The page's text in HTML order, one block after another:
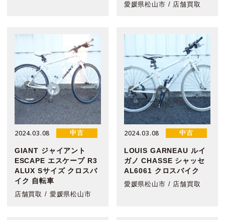
愛媛県松山市 / 店舗買取
2024.03.08 中古
GIANT ジャイアント
ESCAPE エスケープ R3
ALUX Sサイズ クロスバ
イク 自転車
店舗買取 / 愛媛県松山市
2024.03.08 中古
LOUIS GARNEAU ルイ
ガノ CHASSE シャッセ
AL6061 クロスバイク
愛媛県松山市 / 店舗買取